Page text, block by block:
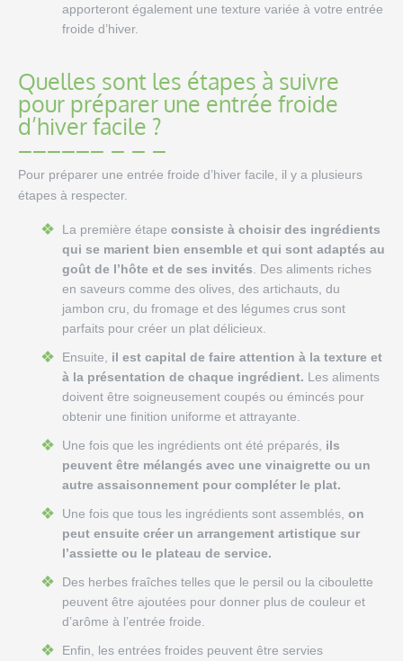
apporteront également une texture variée à votre entrée
froide d’hiver.
Quelles sont les étapes à suivre
pour préparer une entrée froide
d’hiver facile ?
Pour préparer une entrée froide d’hiver facile, il y a plusieurs
étapes à respecter.
La première étape consiste à choisir des ingrédients
qui se marient bien ensemble et qui sont adaptés au
goût de l’hôte et de ses invités. Des aliments riches
en saveurs comme des olives, des artichauts, du
jambon cru, du fromage et des légumes crus sont
parfaits pour créer un plat délicieux.
Ensuite, il est capital de faire attention à la texture et
à la présentation de chaque ingrédient. Les aliments
doivent être soigneusement coupés ou émincés pour
obtenir une finition uniforme et attrayante.
Une fois que les ingrédients ont été préparés, ils
peuvent être mélangés avec une vinaigrette ou un
autre assaisonnement pour compléter le plat.
Une fois que tous les ingrédients sont assemblés, on
peut ensuite créer un arrangement artistique sur
l’assiette ou le plateau de service.
Des herbes fraîches telles que le persil ou la ciboulette
peuvent être ajoutées pour donner plus de couleur et
d’arôme à l’entrée froide.
Enfin, les entrées froides peuvent être servies